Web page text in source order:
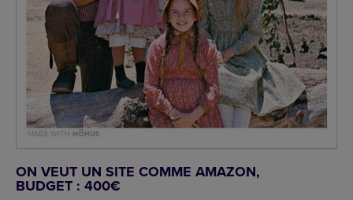
ON VEUT UN SITE COMME AMAZON,
BUDGET : 400€